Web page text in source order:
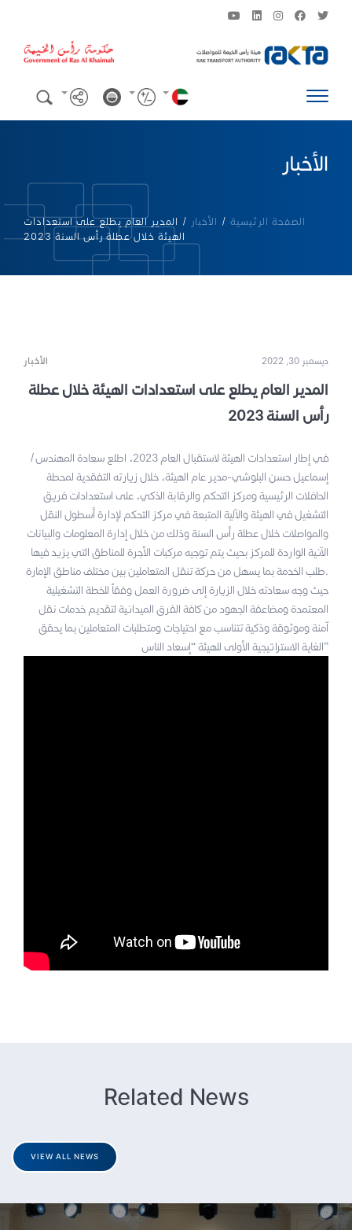
الأخبار
الصفحة الرئيسية/ الأخبار/ المدير العام يطلع على استعدادات
الهيئة خلال عطلة رأس السنة 2023
الأخبار ديسمبر 30, 2022
المدير العام يطلع على استعدادات الهيئة خلال عطلة
رأس السنة 2023
في إطار استعدادات الهيئة لاستقبال العام 2023، اطلع سعادة المهندس/
إسماعيل حسن البلوشي-مدير عام الهيئة، خلال زيارته التفقدية لمحطة
الحافلات الرئيسية ومركز التحكم والرقابة الذكي، على استعدادات فريق
التشغيل في الهيئة والآلية المتبعة في مركز التحكم لإدارة أسطول النقل
والمواصلات خلال عطلة رأس السنة وذلك من خلال إدارة المعلومات والبيانات
الآنية الواردة للمركز بحيث يتم توجيه مركبات الأجرة للمناطق التي يزيد فيها
حيث وجه سعادته خلال الزيارة إلى ضرورة العمل وفقاً للخطة التشغيلية
المعتمدة ومضاعفة الجهود من كافة الفرق الميدانية لتقديم خدمات نقل
آمنة وموثوقة وذكية تتناسب مع احتياجات ومتطلبات المتعاملين بما يحقق
Related News
VIEW ALL NEWS